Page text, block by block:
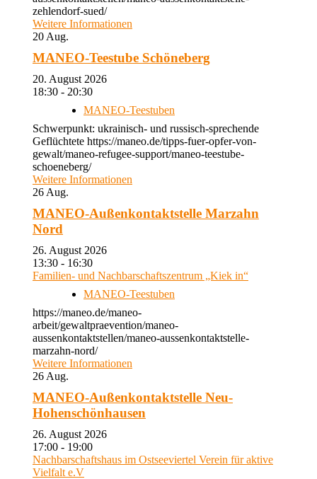
zehlendorf-sued/
Weitere Informationen
20 Aug.
MANEO-Teestube Schöneberg
20. August 2026
18:30 - 20:30
MANEO-Teestuben
Schwerpunkt: ukrainisch- und russisch-sprechende
Geflüchtete https://maneo.de/tipps-fuer-opfer-von-
gewalt/maneo-refugee-support/maneo-teestube-
schoeneberg/
Weitere Informationen
26 Aug.
MANEO-Außenkontaktstelle Marzahn
Nord
26. August 2026
13:30 - 16:30
Familien- und Nachbarschaftszentrum „Kiek in“
MANEO-Teestuben
https://maneo.de/maneo-
arbeit/gewaltpraevention/maneo-
aussenkontaktstellen/maneo-aussenkontaktstelle-
marzahn-nord/
Weitere Informationen
26 Aug.
MANEO-Außenkontaktstelle Neu-
Hohenschönhausen
26. August 2026
17:00 - 19:00
Nachbarschaftshaus im Ostseeviertel Verein für aktive
Vielfalt e.V